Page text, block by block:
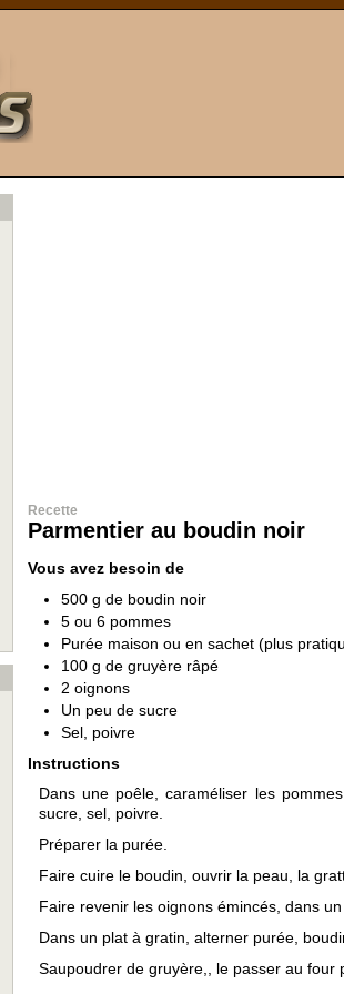
Recette
Parmentier au boudin noir
Vous avez besoin de
500 g de boudin noir
5 ou 6 pommes
Purée maison ou en sachet (plus
100 g de gruyère râpé
2 oignons
Un peu de sucre
Sel, poivre
Instructions
Dans une poêle, caraméliser les
sucre, sel, poivre.
Préparer la purée.
Faire cuire le boudin, ouvrir la peau, la
Faire revenir les oignons émincés, dans un
Dans un plat à gratin, alterner purée,
Saupoudrer de gruyère,, le passer au four